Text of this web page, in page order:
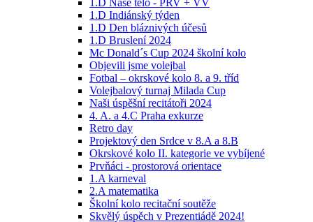
1.D Indiánský týden
1.D Den bláznivých účesů
1.D Bruslení 2024
Mc Donald´s Cup 2024 školní kolo
Objevili jsme volejbal
Fotbal – okrskové kolo 8. a 9. tříd
Volejbalový turnaj Milada Cup
Naši úspěšní recitátoři 2024
4. A. a 4.C Praha exkurze
Retro day
Projektový den Srdce v 8.A a 8.B
Okrskové kolo II. kategorie ve vybíjené
Prvňáci - prostorová orientace
1.A karneval
2.A matematika
Školní kolo recitační soutěže
Skvělý úspěch v Prezentiádě 2024!